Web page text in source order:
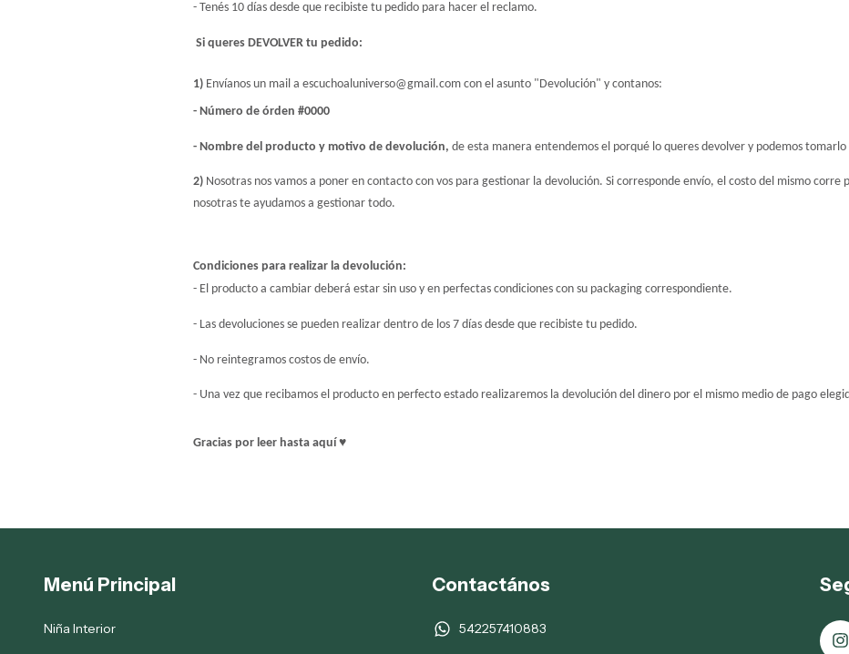
- Tenés 10 días desde que recibiste tu pedido para hacer el reclamo.
Si queres DEVOLVER tu pedido:
1) Envíanos un mail a escuchoaluniverso@gmail.com con el asunto "Devolución" y contanos:
- Número de órden #0000
- Nombre del producto y motivo de devolución, de esta manera entendemos el porqué lo queres devolver y podemos
2) Nosotras nos vamos a poner en contacto con vos para gestionar la devolución. Si corresponde envío, el costo del mismo
nosotras te ayudamos a gestionar todo.
Condiciones para realizar la devolución:
- El producto a cambiar deberá estar sin uso y en perfectas condiciones con su packaging correspondiente.
- Las devoluciones se pueden realizar dentro de los 7 días desde que recibiste tu pedido.
- No reintegramos costos de envío.
- Una vez que recibamos el producto en perfecto estado realizaremos la devolución del dinero por el mismo medio de pago
Gracias por leer hasta aquí ♥
Menú Principal
Niña Interior
Contactános
542257410883